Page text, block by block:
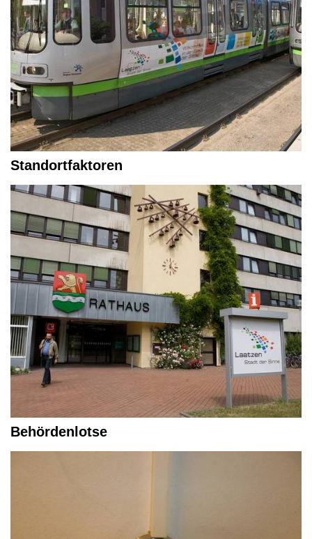
Standortfaktoren
Behördenlotse